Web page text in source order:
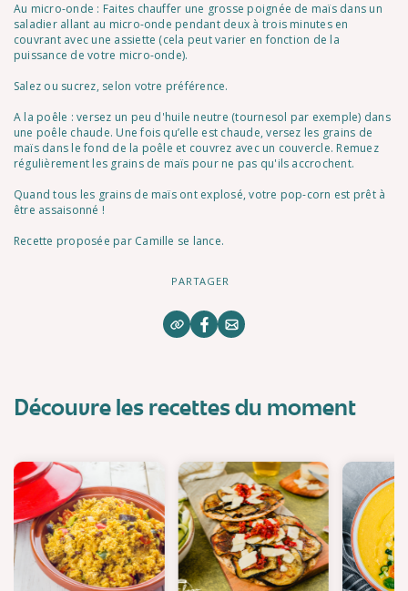
Au micro-onde : Faites chauffer une grosse poignée de maïs dans un
saladier allant au micro-onde pendant deux à trois minutes en
couvrant avec une assiette (cela peut varier en fonction de la
puissance de votre micro-onde).
Salez ou sucrez, selon votre préférence.
A la poêle : versez un peu d'huile neutre (tournesol par exemple) dans
une poêle chaude. Une fois qu’elle est chaude, versez les grains de
maïs dans le fond de la poêle et couvrez avec un couvercle. Remuez
régulièrement les grains de maïs pour ne pas qu'ils accrochent.
Quand tous les grains de maïs ont explosé, votre pop-corn est prêt à
être assaisonné !
Recette proposée par Camille se lance.
PARTAGER
Découvre les recettes du moment